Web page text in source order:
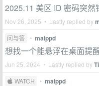
2025.11 美区 ID 密码突然
Nov 26, 2025 • Lastly replied by
问与答 • maippd
想找一个能悬浮在桌面提
Jun 25, 2024 • Lastly replied by
 WATCH • maippd